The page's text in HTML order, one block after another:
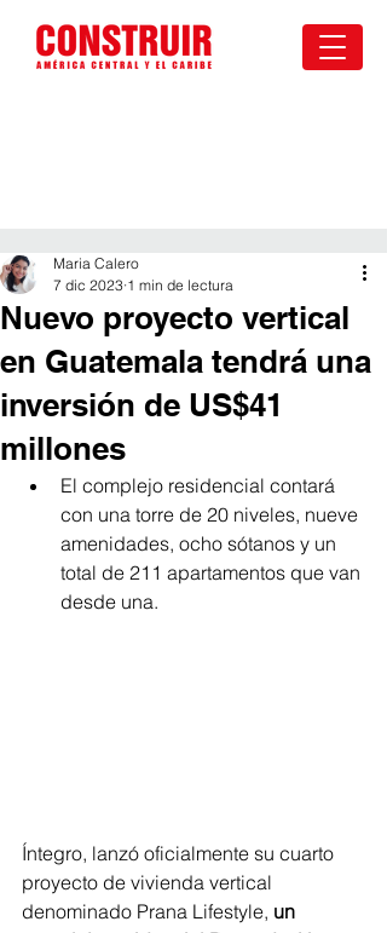
Nuevo proyecto vertical
en Guatemala tendrá una
inversión de US$41
millones
Maria Calero
7 dic 2023 1 min de lectura
El complejo residencial contará
con una torre de 20 niveles, nueve
amenidades, ocho sótanos y un
total de 211 apartamentos que van
desde una.
Íntegro, lanzó oficialmente su cuarto
proyecto de vivienda vertical
denominado Prana Lifestyle, un